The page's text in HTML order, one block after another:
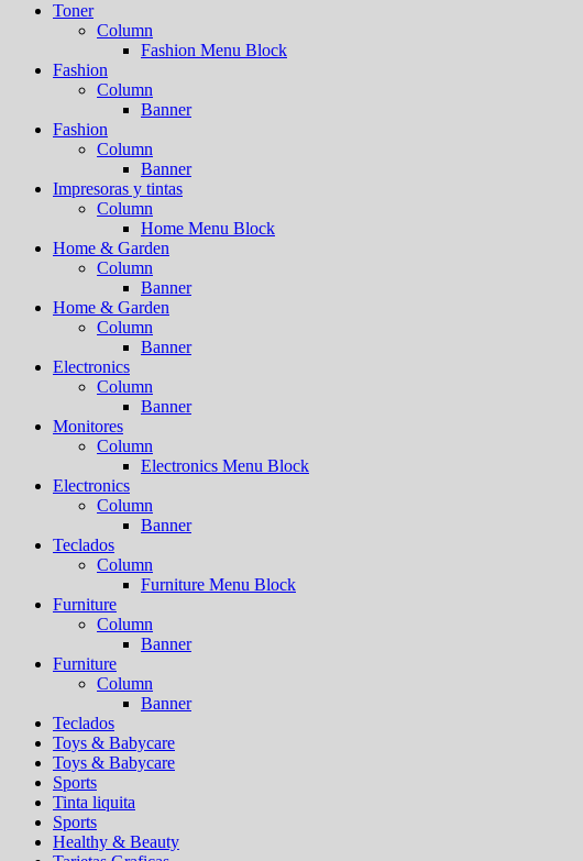
Toner
Column
Fashion Menu Block
Fashion
Column
Banner
Fashion
Column
Banner
Impresoras y tintas
Column
Home Menu Block
Home & Garden
Column
Banner
Home & Garden
Column
Banner
Electronics
Column
Banner
Monitores
Column
Electronics Menu Block
Electronics
Column
Banner
Teclados
Column
Furniture Menu Block
Furniture
Column
Banner
Furniture
Column
Banner
Teclados
Toys & Babycare
Toys & Babycare
Sports
Tinta liquita
Sports
Healthy & Beauty